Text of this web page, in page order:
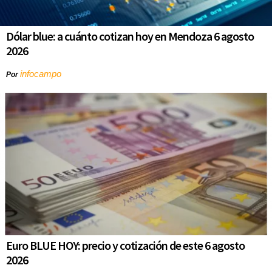
Dólar blue: a cuánto cotizan hoy en Mendoza 6 agosto
2026
Porinfocampo
Euro BLUE HOY: precio y cotización de este 6 agosto
2026